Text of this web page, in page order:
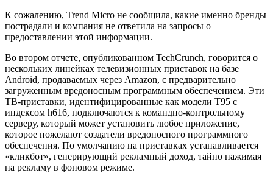
К сожалению, Trend Micro не сообщила, какие именно бренды
пострадали и компания не ответила на запросы о
предоставлении этой информации.
Во втором отчете, опубликованном TechCrunch, говорится о
нескольких линейках телевизионных приставок на базе
Android, продаваемых через Amazon, с предварительно
загруженным вредоносным программным обеспечением. Эти
ТВ-приставки, идентифицированные как модели T95 с
индексом h616, подключаются к командно-контрольному
серверу, который может установить любое приложение,
которое пожелают создатели вредоносного программного
обеспечения. По умолчанию на приставках устанавливается
«кликбот», генерирующий рекламный доход, тайно нажимая
на рекламу в фоновом режиме.